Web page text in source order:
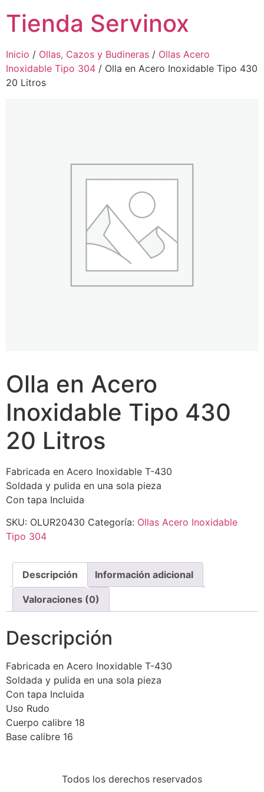
Tienda Servinox
Inicio / Ollas, Cazos y Budineras / Ollas Acero
Inoxidable Tipo 304 / Olla en Acero Inoxidable Tipo 430
20 Litros
Olla en Acero
Inoxidable Tipo 430
20 Litros
Fabricada en Acero Inoxidable T-430
Soldada y pulida en una sola pieza
Con tapa Incluida
SKU: OLUR20430 Categoría: Ollas Acero Inoxidable
Tipo 304
Descripción Información adicional
Valoraciones (0)
Descripción
Fabricada en Acero Inoxidable T-430
Soldada y pulida en una sola pieza
Con tapa Incluida
Uso Rudo
Cuerpo calibre 18
Base calibre 16
Todos los derechos reservados